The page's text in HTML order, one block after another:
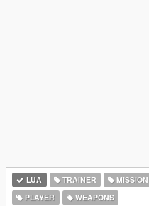
LUA TRAINER MISSION
PLAYER
WEAPONS